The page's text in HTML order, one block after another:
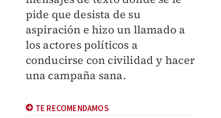
pide que desista de su
aspiración e hizo un llamado a
los actores políticos a
conducirse con civilidad y hacer
una campaña sana.
TE RECOMENDAMOS